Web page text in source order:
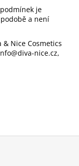
je
a není
Nice Cosmetics
nice.cz,